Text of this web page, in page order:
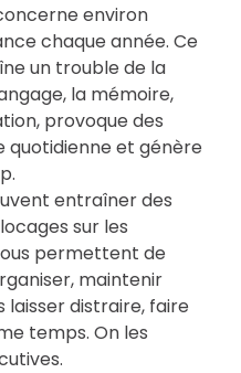
environ
chaque année. Ce
un trouble de la
la mémoire,
provoque des
quotidienne et génère
entraîner des
sur les
permettent de
maintenir
distraire, faire
temps. On les